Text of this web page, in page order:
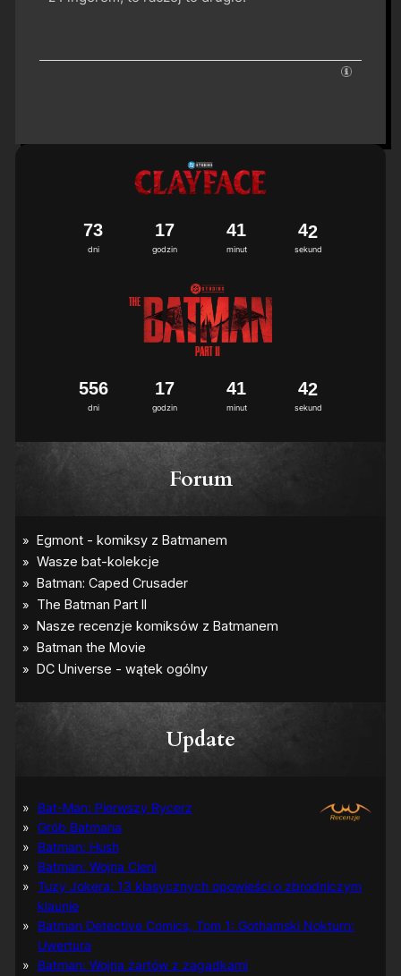
dni
73
godzin
17
minut
41
sekund
41
2
dni
556
godzin
17
minut
41
sekund
41
2
Forum
Update
Bat-Man: Pierwszy Rycerz
Grób Batmana
Batman: Hush
Batman: Wojna Cieni
Tuzy Jokera: 13 klasycznych opowieści o zbrodniczym
klaunie
Batman Detective Comics, Tom 1: Gothamski Nokturn:
Uwertura
Batman: Wojna żartów z zagadkami